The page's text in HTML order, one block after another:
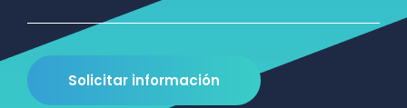
Solicitar información